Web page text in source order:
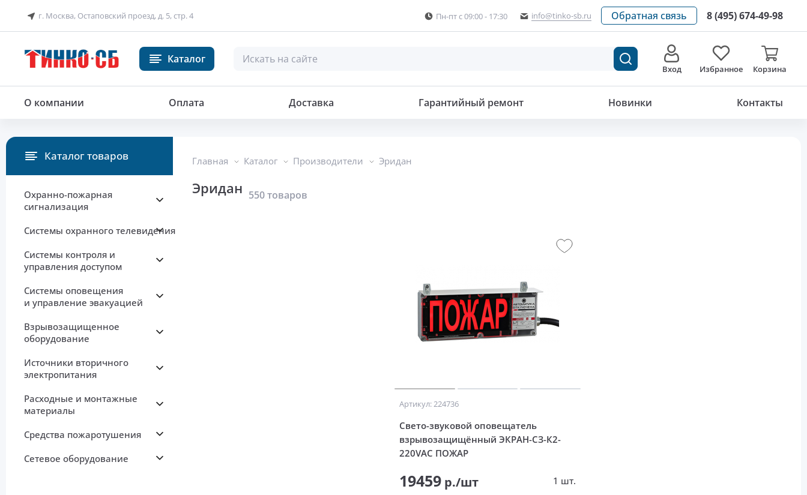
г. Москва, Остаповский проезд, д. 5, стр. 4 Пн-пт с 09:00 - 17:30 info@tinko-sb.ru Обратная связь 8 (495) 674-49-98
Каталог
Вход Избранное Корзина
О компании Оплата Доставка Гарантийный ремонт Новинки Контакты
Главная Каталог Производители Эридан
Эридан 550 товаров
Артикул: 224736
Свето-звуковой оповещатель
взрывозащищённый ЭКРАН-СЗ-К2-
220VAC ПОЖАР
19459р./шт 1 шт.
Каталог товаров
Охранно-пожарная
сигнализация
Системы охранного телевидения
Системы контроля и
управления доступом
Системы оповещения
и управление эвакуацией
Взрывозащищенное
оборудование
Источники вторичного
электропитания
Расходные и монтажные
материалы
Средства пожаротушения
Сетевое оборудование